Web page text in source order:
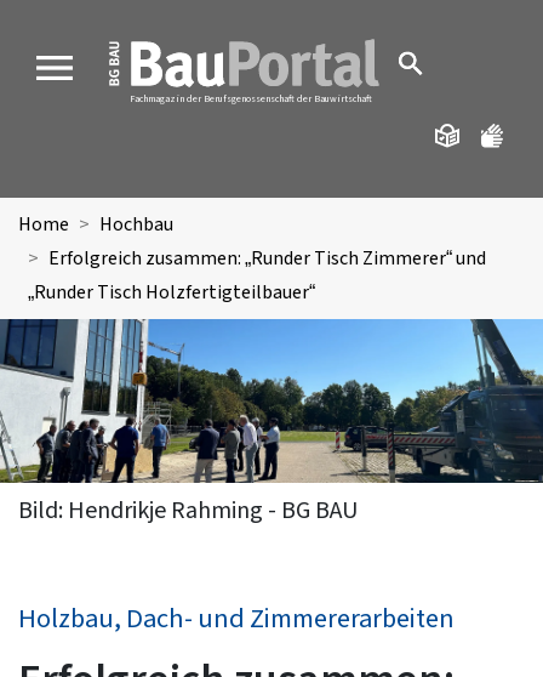
MENU
Fachmagazin der Berufsgenossenschaft der Bauwirtschaft
Home
Hochbau
Erfolgreich zusammen: „Runder Tisch Zimmerer“ und
„Runder Tisch Holzfertigteilbauer“
Bild: Hendrikje Rahming - BG BAU
Holzbau, Dach- und Zimmererarbeiten